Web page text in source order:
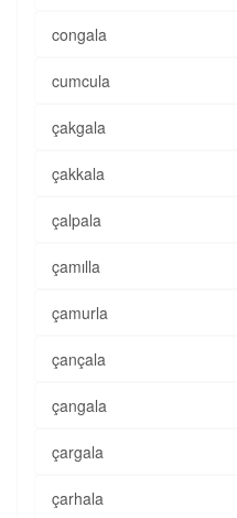
congala
cumcula
çakgala
çakkala
çalpala
çamılla
çamurla
çançala
çangala
çargala
çarhala